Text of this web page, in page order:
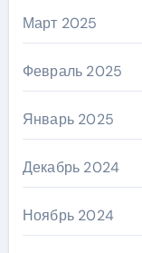
Март 2025
Февраль 2025
Январь 2025
Декабрь 2024
Ноябрь 2024